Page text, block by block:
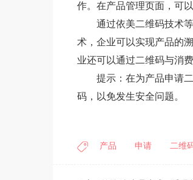
作。在产品管理页面，可
通过依美二维码技术
术，企业可以实现产品的
业还可以通过二维码与消
提示：在为产品申请
码，以免发生安全问题。
产品 申请 二维